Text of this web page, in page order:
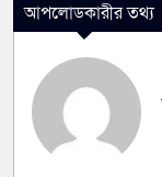
আপলোডকারীর তথ্য